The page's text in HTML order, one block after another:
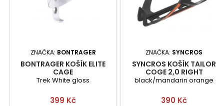
ZNAČKA: BONTRAGER
BONTRAGER KOŠÍK ELITE
CAGE
Trek White gloss
Cena
399 Kč
ZNAČKA: SYNCROS
SYNCROS KOŠÍK TAILOR
COGE 2,0 RIGHT
black/mandarin orange
Cena
390 Kč